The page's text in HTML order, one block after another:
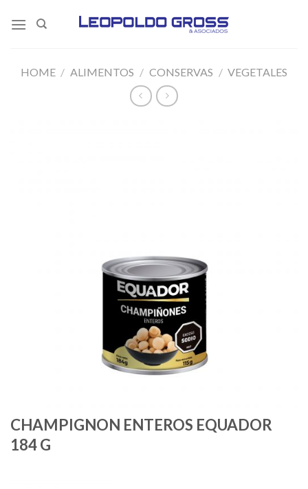
HOME / ALIMENTOS / CONSERVAS / VEGETALES
CHAMPIGNON ENTEROS EQUADOR
184 G